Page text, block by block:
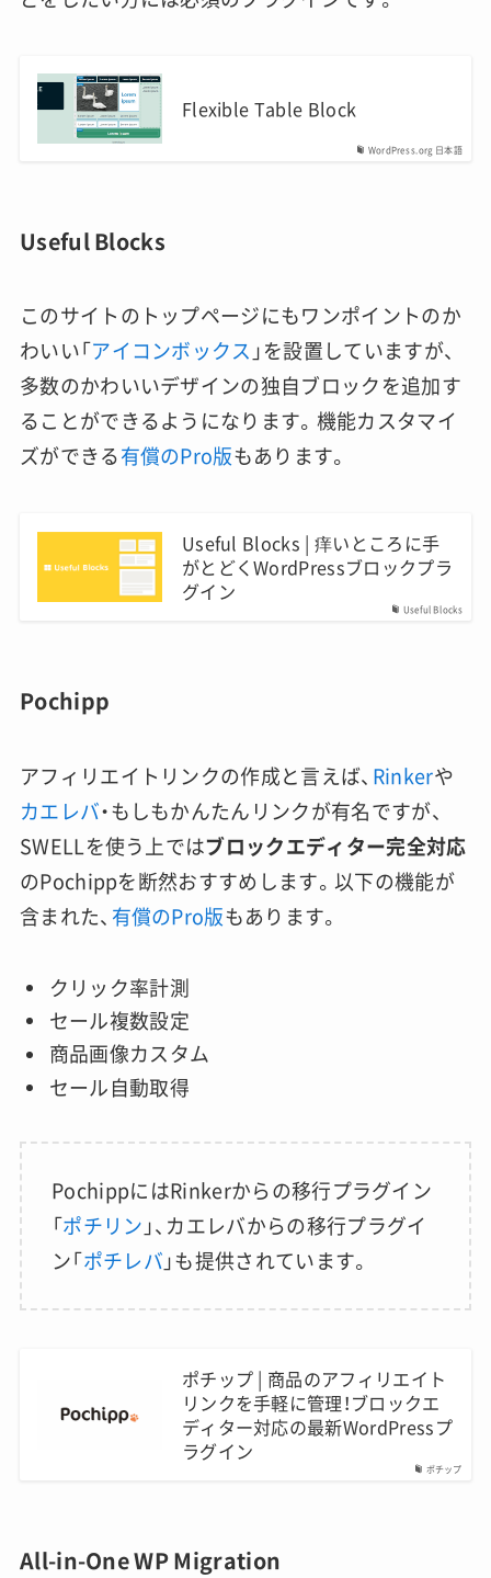
WordPress.org 日本語
Flexible Table Block
Useful Blocks
このサイトのトップページにもワンポイントのか
わいい「アイコンボックス 」を設置していますが、
多数のかわいいデザインの独自ブロックを追加す
ることができるようになります。機能カスタマイ
ズができる有償のPro版もあります。
Useful Blocks
Useful Blocks | 痒いところに手
がとどくWordPressブロックプラ
グイン
Pochipp
アフィリエイトリンクの作成と言えば、 Rinkerや
カエレバ・もしもかんたんリンクが有名ですが、
SWELLを使う上ではブロックエディター完全対応
のPochippを断然おすすめします。以下の機能が
含まれた、 有償のPro版もあります。
クリック率計測
セール複数設定
商品画像カスタム
セール自動取得
PochippにはRinkerからの移行プラグイン
「ポチリン 」、カエレバからの移行プラグイ
ン「ポチレバ」も提供されています。
ポチップ
ポチップ | 商品のアフィリエイト
リンクを手軽に管理！ブロックエ
ディター対応の最新WordPressプ
ラグイン
All-in-One WP Migration